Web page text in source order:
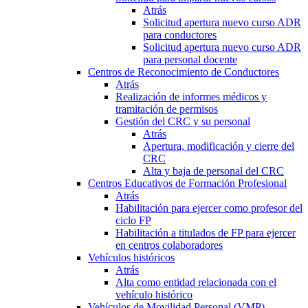
Atrás
Solicitud apertura nuevo curso ADR
para conductores
Solicitud apertura nuevo curso ADR
para personal docente
Centros de Reconocimiento de Conductores
Atrás
Realización de informes médicos y
tramitación de permisos
Gestión del CRC y su personal
Atrás
Apertura, modificación y cierre del
CRC
Alta y baja de personal del CRC
Centros Educativos de Formación Profesional
Atrás
Habilitación para ejercer como profesor del
ciclo FP
Habilitación a titulados de FP para ejercer
en centros colaboradores
Vehículos históricos
Atrás
Alta como entidad relacionada con el
vehículo histórico